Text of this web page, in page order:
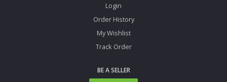
Login
Order History
My Wishlist
Track Order
BE A SELLER